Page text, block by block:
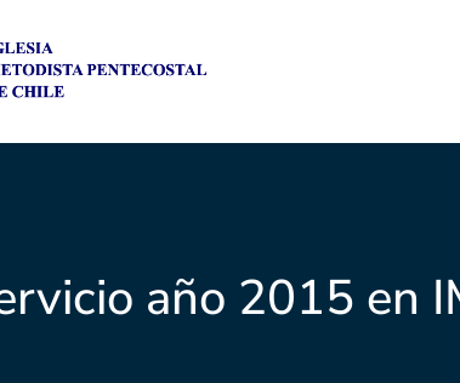
año 2015 en